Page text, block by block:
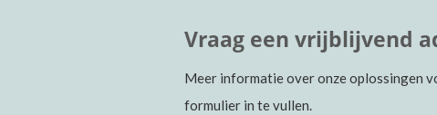
Vraag een vrijblijvend
Meer informatie over onze oplossingen
formulier in te vullen.